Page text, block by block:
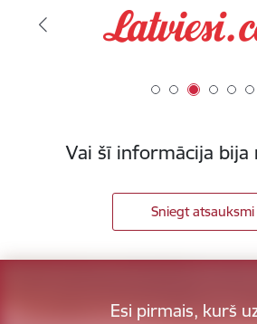
Vai šī informācija bija
Sniegt atsauksmi
Esi pirmais, kurš